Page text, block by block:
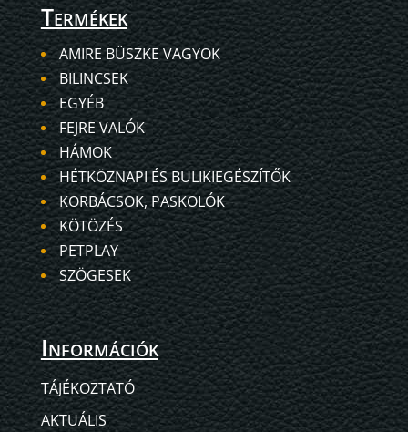
Termékek
AMIRE BÜSZKE VAGYOK
BILINCSEK
EGYÉB
FEJRE VALÓK
HÁMOK
HÉTKÖZNAPI ÉS BULIKIEGÉSZÍTŐK
KORBÁCSOK, PASKOLÓK
KÖTÖZÉS
PETPLAY
SZÖGESEK
Információk
TÁJÉKOZTATÓ
AKTUÁLIS